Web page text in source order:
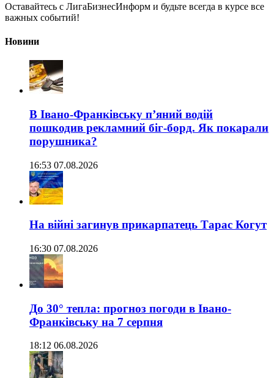
Оставайтесь с ЛигаБизнесИнформ и будьте всегда в курсе все
важных событий!
Новини
В Івано-Франківську п’яний водій
пошкодив рекламний біг-борд. Як покарали
порушника?
16:53 07.08.2026
На війні загинув прикарпатець Тарас Когут
16:30 07.08.2026
До 30° тепла: прогноз погоди в Івано-
Франківську на 7 серпня
18:12 06.08.2026